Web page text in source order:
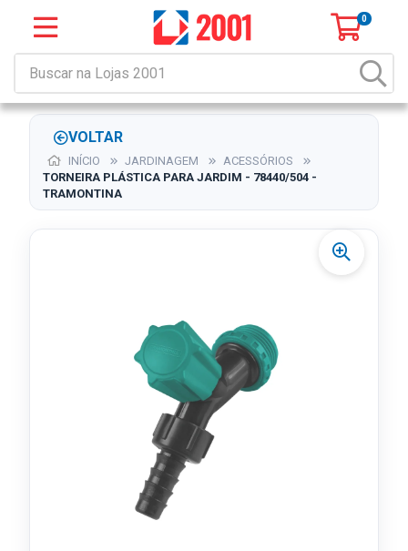
0
VOLTAR
INÍCIO JARDINAGEM
ACESSÓRIOS
TORNEIRA PLÁSTICA PARA JARDIM - 78440/504 -
TRAMONTINA